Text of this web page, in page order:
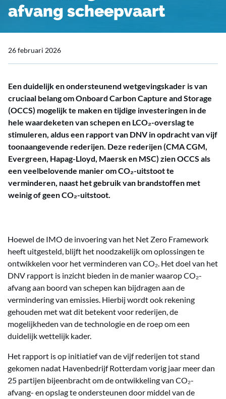
afvang scheepvaart
26 februari 2026
Een duidelijk en ondersteunend wetgevingskader is van
cruciaal belang om Onboard Carbon Capture and Storage
(OCCS) mogelijk te maken en tijdige investeringen in de
hele waardeketen van schepen en LCO₂-overslag te
stimuleren, aldus een rapport van DNV in opdracht van vijf
toonaangevende rederijen. Deze rederijen (CMA CGM,
Evergreen, Hapag-Lloyd, Maersk en MSC) zien OCCS als
een veelbelovende manier om CO₂-uitstoot te
verminderen, naast het gebruik van brandstoffen met
weinig of geen CO₂-uitstoot.
Hoewel de IMO de invoering van het Net Zero Framework
heeft uitgesteld, blijft het noodzakelijk om oplossingen te
ontwikkelen voor het verminderen van CO₂. Het doel van het
DNV rapport is inzicht bieden in de manier waarop CO₂-
afvang aan boord van schepen kan bijdragen aan de
vermindering van emissies. Hierbij wordt ook rekening
gehouden met wat dit betekent voor rederijen, de
mogelijkheden van de technologie en de roep om een
duidelijk wettelijk kader.
Het rapport is op initiatief van de vijf rederijen tot stand
gekomen nadat Havenbedrijf Rotterdam vorig jaar meer dan
25 partijen bijeenbracht om de ontwikkeling van CO₂-
afvang- en opslag te ondersteunen door middel van de